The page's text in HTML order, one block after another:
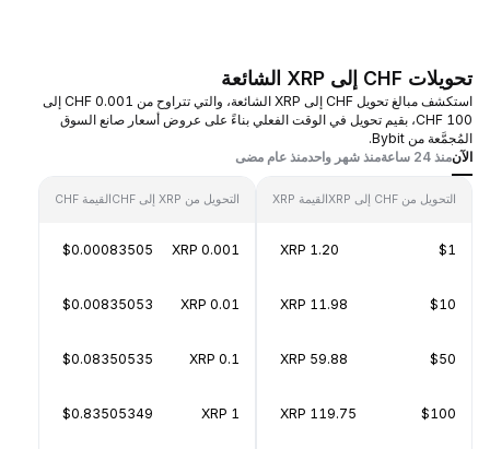
تحويلات CHF إلى XRP الشائعة
استكشف مبالغ تحويل CHF إلى XRP الشائعة، والتي تتراوح من 0.001 CHF إلى
100 CHF، بقيم تحويل في الوقت الفعلي بناءً على عروض أسعار صانع السوق
المُجمَّعة من Bybit.
الآنمنذ 24 ساعة منذ شهر واحدمنذ عام مضى
التحويل من CHF إلى XRP القيمة XRP
$1
1.20 XRP
$10
11.98 XRP
$50
59.88 XRP
$100
119.75 XRP
التحويل من XRP إلى CHF القيمة CHF
0.001 XRP
$0.00083505
0.01 XRP
$0.00835053
0.1 XRP
$0.08350535
1 XRP
$0.83505349